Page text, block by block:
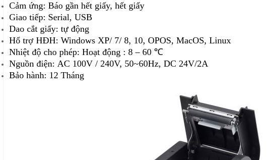
Cảm ứng: Báo gần hết giấy, hết giấy
Giao tiếp: Serial, USB
Dao cắt giấy: tự động
Hổ trợ HĐH: Windows XP/ 7/ 8, 10, OPOS, MacOS, Linux
Nhiệt độ cho phép: Hoạt động : 8 – 60 ℃
Nguồn điện: AC 100V / 240V, 50~60Hz, DC 24V/2A
Bảo hành: 12 Tháng